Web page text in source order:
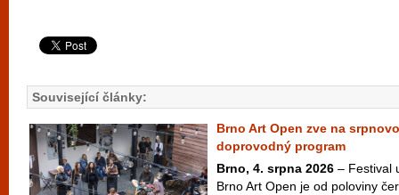
Související články:
Brno Art Open zve na
doprovodný program
Brno, 4. srpna 2026 – Festival
Brno Art Open je od poloviny